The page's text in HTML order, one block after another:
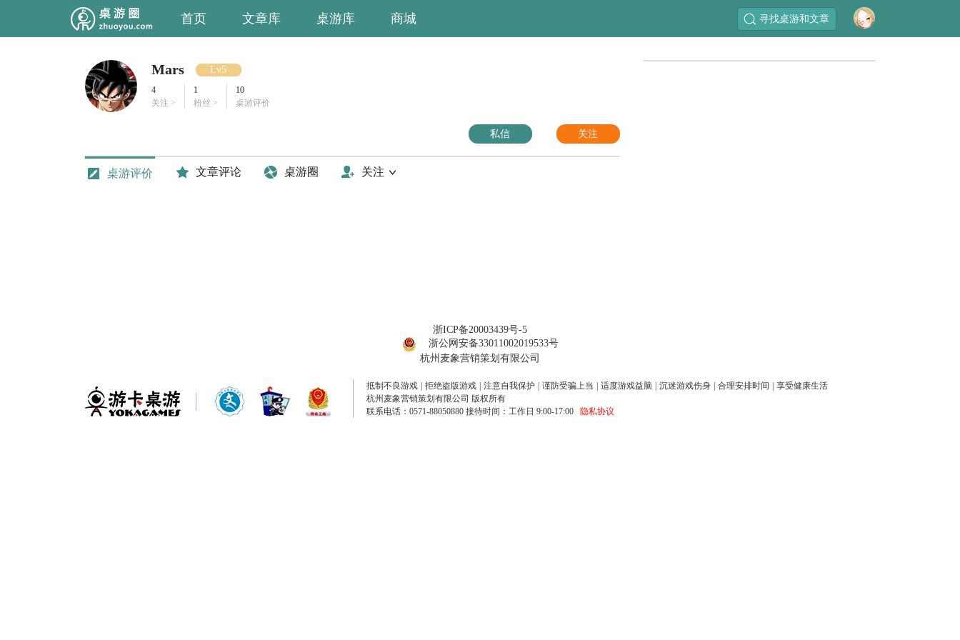
首页 文章库 桌游库 商城 寻找桌游和文章
Mars Lv5
4
关注 >
1
粉丝 >
10
桌游评价
私信 关注
桌游评价 文章评论 桌游圈 关注
浙ICP备20003439号-5
浙公网安备33011002019533号
杭州麦象营销策划有限公司
抵制不良游戏 拒绝盗版游戏 注意自我保护 谨防受骗上当 适度游戏益脑 沉迷游戏伤身 合理安排时间
享受健康生活
杭州麦象营销策划有限公司 版权所有
联系电话：0571-88050880 接待时间：工作日 9:00-17:00
隐私协议